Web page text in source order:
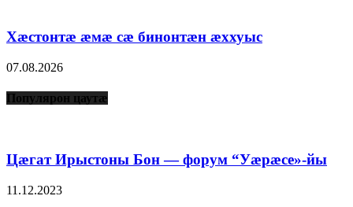
Хæстонтæ æмæ сæ бинонтæн æххуыс
07.08.2026
Популярон цаутæ
Цæгат Ирыстоны Бон — форум “Уæрæсе»-йы
11.12.2023